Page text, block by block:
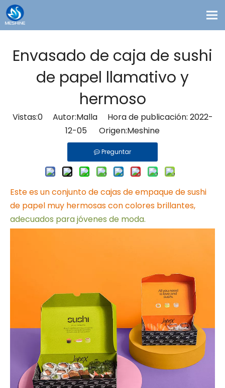
Costumbre
Soluciones
Contacto
Blogs
Sobre nosotros
Envasado de caja de sushi
de papel llamativo y
hermoso
Vistas:0Autor:Malla Hora de publicación: 2022-
12-05 Origen:Meshine
Preguntar
Este es un conjunto de cajas de empaque de sushi
de papel muy hermosas con colores brillantes,
adecuados para jóvenes de moda.